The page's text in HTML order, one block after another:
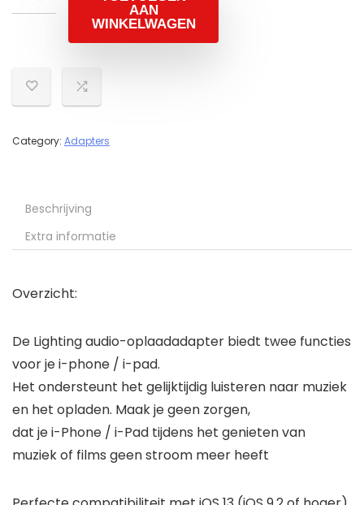
AAN
WINKELWAGEN
Category: Adapters
Beschrijving
Extra informatie
Overzicht:
De Lighting audio-oplaadadapter biedt twee functies
voor je i-phone / i-pad.
Het ondersteunt het gelijktijdig luisteren naar muziek
en het opladen. Maak je geen zorgen,
dat je i-Phone / i-Pad tijdens het genieten van
muziek of films geen stroom meer heeft